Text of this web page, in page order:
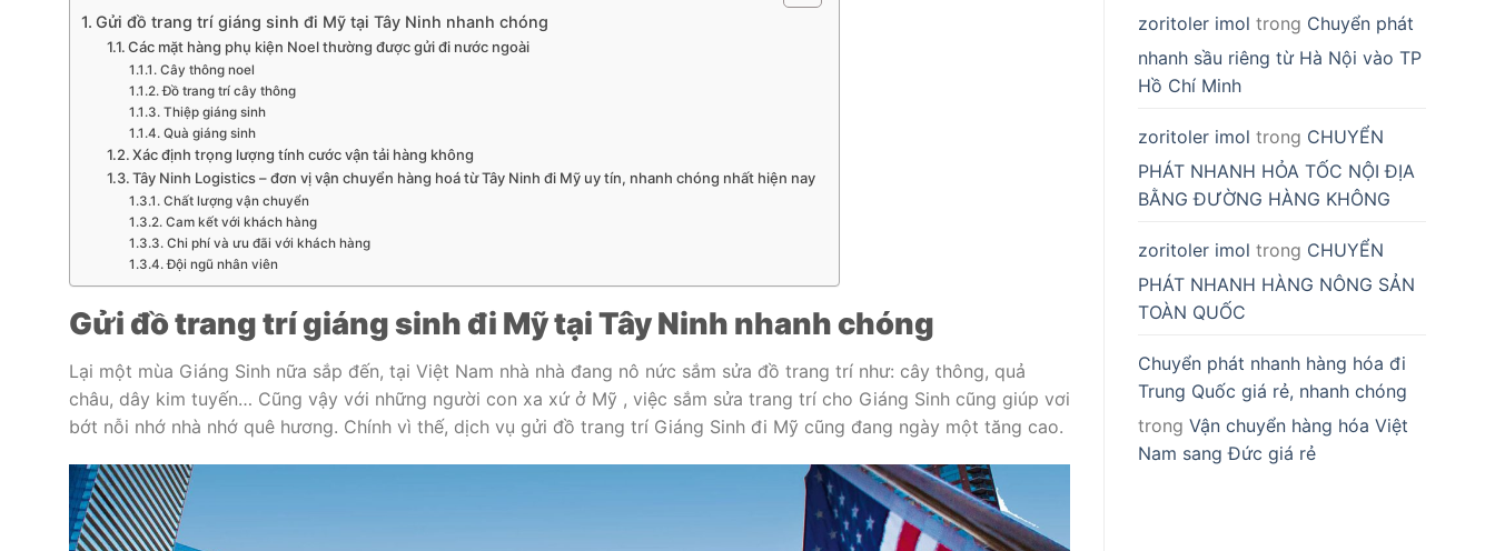
Gửi đồ trang trí giáng sinh đi Mỹ tại Tây Ninh nhanh chóng
Các mặt hàng phụ kiện Noel thường được gửi đi nước ngoài
Cây thông noel
Đồ trang trí cây thông
Thiệp giáng sinh
Quà giáng sinh
Xác định trọng lượng tính cước vận tải hàng không
Tây Ninh Logistics – đơn vị vận chuyển hàng hoá từ Tây Ninh đi Mỹ uy tín, nhanh chóng nhất hiện nay
Chất lượng vận chuyển
Cam kết với khách hàng
Chi phí và ưu đãi với khách hàng
Đội ngũ nhân viên
Gửi đồ trang trí giáng sinh đi Mỹ tại Tây Ninh nhanh chóng
Lại một mùa Giáng Sinh nữa sắp đến, tại Việt Nam nhà nhà đang nô nức sắm sửa đồ trang trí như: cây thông, quả
châu, dây kim tuyến… Cũng vậy với những người con xa xứ ở Mỹ , việc sắm sửa trang trí cho Giáng Sinh cũng giúp vơi
bớt nỗi nhớ nhà nhớ quê hương. Chính vì thế, dịch vụ gửi đồ trang trí Giáng Sinh đi Mỹ cũng đang ngày một tăng cao.
zoritoler imol trong Chuyển phát
nhanh sầu riêng từ Hà Nội vào TP
Hồ Chí Minh
zoritoler imol trong CHUYỂN
PHÁT NHANH HỎA TỐC NỘI ĐỊA
BẰNG ĐƯỜNG HÀNG KHÔNG
zoritoler imol trong CHUYỂN
PHÁT NHANH HÀNG NÔNG SẢN
TOÀN QUỐC
Chuyển phát nhanh hàng hóa đi
Trung Quốc giá rẻ, nhanh chóng
trong Vận chuyển hàng hóa Việt
Nam sang Đức giá rẻ